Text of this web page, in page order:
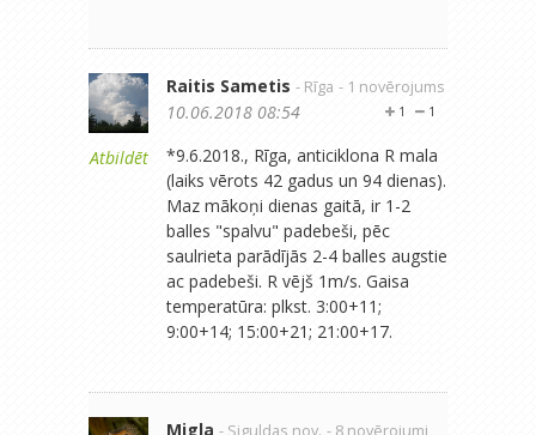
Atbildēt
Raitis Sametis - Rīga - 1 novērojums
1
1
10.06.2018 08:54
*9.6.2018., Rīga, anticiklona R mala
(laiks vērots 42 gadus un 94 dienas).
Maz mākoņi dienas gaitā, ir 1-2
balles "spalvu" padebeši, pēc
saulrieta parādījās 2-4 balles augstie
ac padebeši. R vējš 1m/s. Gaisa
temperatūra: plkst. 3:00+11;
9:00+14; 15:00+21; 21:00+17.
Migla - Siguldas nov. - 8 novērojumi